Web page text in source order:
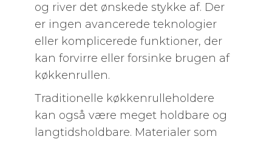
og river det ønskede stykke af. Der
er ingen avancerede teknologier
eller komplicerede funktioner, der
kan forvirre eller forsinke brugen af
køkkenrullen.
Traditionelle køkkenrulleholdere
kan også være meget holdbare og
langtidsholdbare. Materialer som